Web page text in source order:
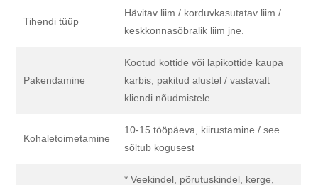
Tihendi tüüp
Hävitav liim / korduvkasutatav liim /
keskkonnasõbralik liim jne.
Pakendamine
Kootud kottide või lapikottide kaupa
karbis, pakitud alustel / vastavalt
kliendi nõudmistele
Kohaletoimetamine
10-15 tööpäeva, kiirustamine / see
sõltub kogusest
* Veekindel, põrutuskindel, kerge,